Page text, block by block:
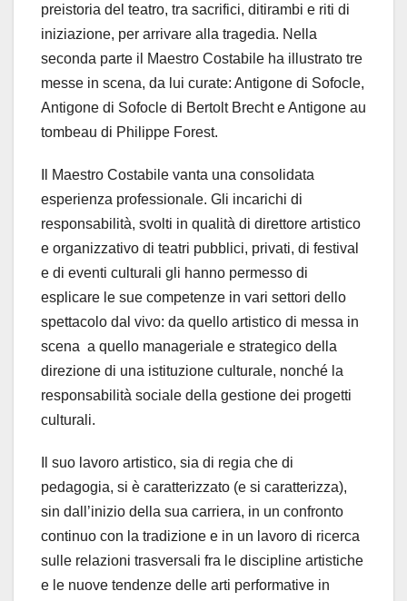
preistoria del teatro, tra sacrifici, ditirambi e riti di
iniziazione, per arrivare alla tragedia. Nella
seconda parte il Maestro Costabile ha illustrato tre
messe in scena, da lui curate: Antigone di Sofocle,
Antigone di Sofocle di Bertolt Brecht e Antigone au
tombeau di Philippe Forest.
Il Maestro Costabile vanta una consolidata
esperienza professionale. Gli incarichi di
responsabilità, svolti in qualità di direttore artistico
e organizzativo di teatri pubblici, privati, di festival
e di eventi culturali gli hanno permesso di
esplicare le sue competenze in vari settori dello
spettacolo dal vivo: da quello artistico di messa in
scena a quello manageriale e strategico della
direzione di una istituzione culturale, nonché la
responsabilità sociale della gestione dei progetti
culturali.
Il suo lavoro artistico, sia di regia che di
pedagogia, si è caratterizzato (e si caratterizza),
sin dall’inizio della sua carriera, in un confronto
continuo con la tradizione e in un lavoro di ricerca
sulle relazioni trasversali fra le discipline artistiche
e le nuove tendenze delle arti performative in